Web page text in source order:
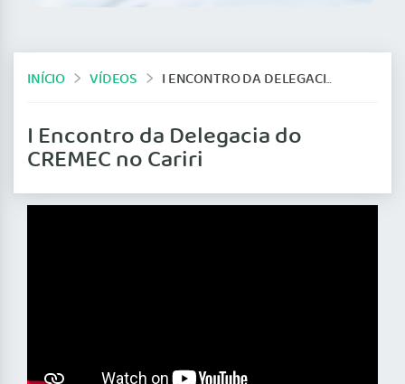
INÍCIO VÍDEOS I ENCONTRO DA DELEGACIA DO CREMEC NO CARIRI
I Encontro da Delegacia do
CREMEC no Cariri